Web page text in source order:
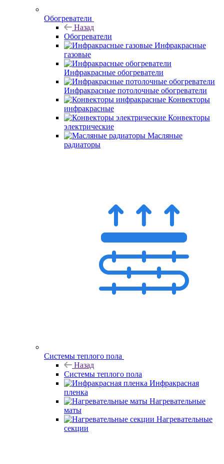
Обогреватели
Назад
Обогреватели
Инфракрасные
газовые
Инфракрасные обогреватели
Инфракрасные потолочные обогреватели
Конвекторы
инфракрасные
Конвекторы
электрические
Масляные
радиаторы
Системы теплого пола
Назад
Системы теплого пола
Инфракрасная
пленка
Нагревательные
маты
Нагревательные
секции